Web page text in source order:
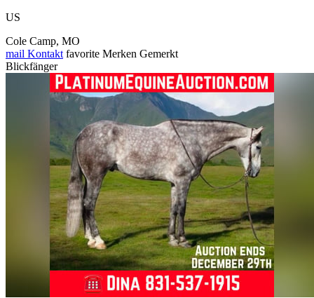
US
Cole Camp, MO
mail Kontakt favorite Merken Gemerkt
Blickfänger